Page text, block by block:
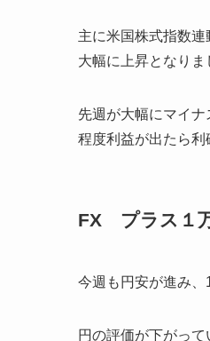
主に米国株式指数
大幅に上昇となりま
先週が大幅にマイ
程度利益が出たら利
FX プラス１
今週も円安が進み、
円の評価が下がっ